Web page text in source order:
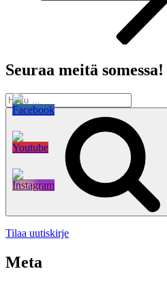
Seuraa meitä somessa!
Etsi:
Tilaa uutiskirje
Meta